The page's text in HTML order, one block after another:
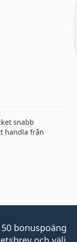
snabb
handla från
bonuspoäng